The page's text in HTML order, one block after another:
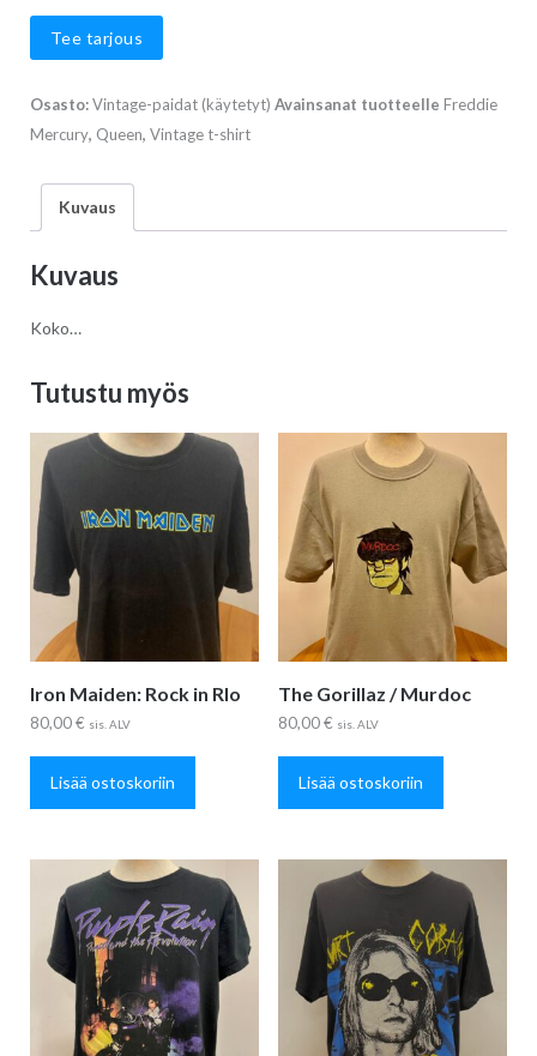
Tee tarjous
Osasto:Vintage-paidat (käytetyt) Avainsanat tuotteelle Freddie
Mercury, Queen, Vintage t-shirt
Kuvaus
Kuvaus
Koko…
Tutustu myös
Iron Maiden: Rock in RIo
80,00€ sis. ALV
Lisää ostoskoriin
The Gorillaz / Murdoc
80,00€ sis. ALV
Lisää ostoskoriin